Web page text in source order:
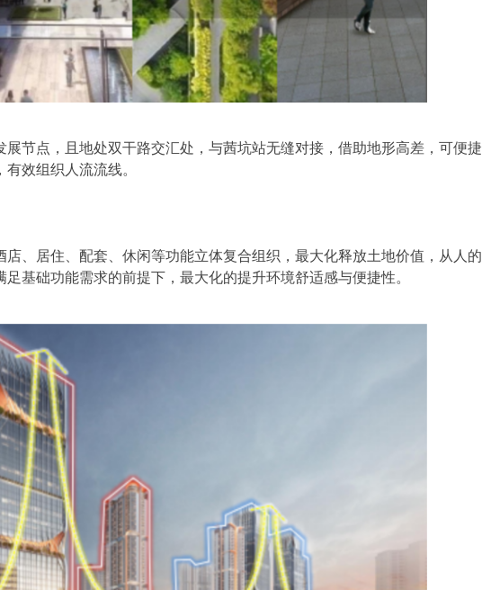
点，且地处双干路交汇处，与茜坑站无缝对接，借助地形高差，可便捷
效组织人流流线。
居住、配套、休闲等功能立体复合组织，最大化释放土地价值，从人的
基础功能需求的前提下，最大化的提升环境舒适感与便捷性。